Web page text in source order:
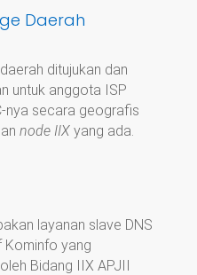
Daerah
ditujukan dan
untuk anggota ISP
nya secara geografis
node IIXyang ada.
layanan slave DNS
Kominfo yang
Bidang IIX APJII